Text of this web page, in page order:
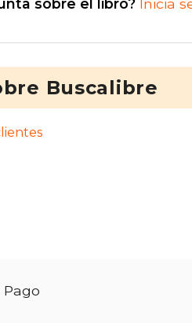
Buscalibre